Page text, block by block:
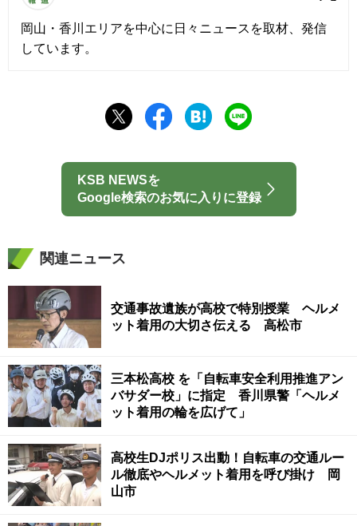
岡山・香川エリアを中心に日々ニュースを取材、発信
しています。
KSB NEWSを
Google検索のお気に入りに登録
関連ニュース
交通事故遺族が高校で特別授業 ヘルメ
ット着用の大切さ伝える 高松市
三本松高校 を「自転車安全利用推進アン
バサダー校」に指定 香川県警「ヘルメ
ット着用の輪を広げて」
高校生DJポリス出動！自転車の交通ルー
ル徹底やヘルメット着用を呼び掛け 岡
山市